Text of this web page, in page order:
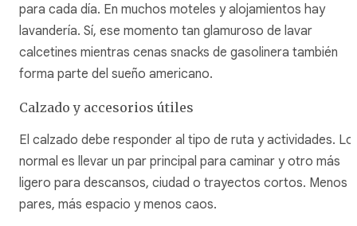
para cada día. En muchos moteles y alojamientos hay
lavandería. Sí, ese momento tan glamuroso de lavar
calcetines mientras cenas snacks de gasolinera también
forma parte del sueño americano.
Calzado y accesorios útiles
El calzado debe responder al tipo de ruta y actividades. Lo
normal es llevar un par principal para caminar y otro más
ligero para descansos, ciudad o trayectos cortos. Menos
pares, más espacio y menos caos.